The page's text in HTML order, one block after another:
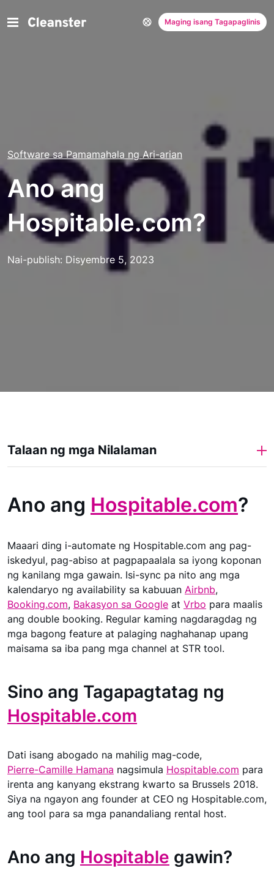
Maging isang Tagapaglinis
Software sa Pamamahala ng Ari-arian
Ano ang
Hospitable.com?
Nai-publish: Disyembre 5, 2023
Talaan ng mga Nilalaman
Ano ang Hospitable.com?
Maaari ding i-automate ng Hospitable.com ang pag-
iskedyul, pag-abiso at pagpapaalala sa iyong koponan
ng kanilang mga gawain. Isi-sync pa nito ang mga
kalendaryo ng availability sa kabuuan Airbnb,
Booking.com, Bakasyon sa Google at Vrbo para maalis
ang double booking. Regular kaming nagdaragdag ng
mga bagong feature at palaging naghahanap upang
maisama sa iba pang mga channel at STR tool.
Sino ang Tagapagtatag ng
Hospitable.com
Dati isang abogado na mahilig mag-code,
Pierre-Camille Hamana nagsimula Hospitable.com para
irenta ang kanyang ekstrang kwarto sa Brussels 2018.
Siya na ngayon ang founder at CEO ng Hospitable.com,
ang tool para sa mga panandaliang rental host.
Ano ang Hospitable gawin?